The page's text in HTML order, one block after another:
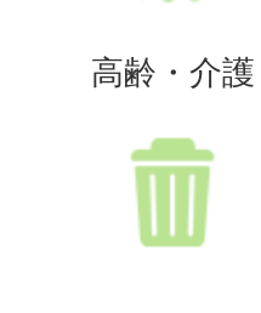
高齢・介護